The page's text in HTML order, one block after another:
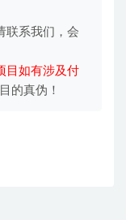
联系我们，会
目如有涉及付
的真伪！